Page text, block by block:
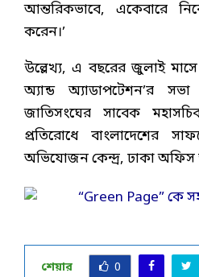
আন্তরিকভাবে, একেবারে
করেন।’
উল্লেখ্য, এ বছরের জুলাই
অ্যান্ড অ্যাডাপটেশন’র
জাতিসংঘের সাবেক
প্রতিরোধে বাংলাদেশের
অভিযোজন কেন্দ্র, ঢাকা অফিস
শেয়ার 0